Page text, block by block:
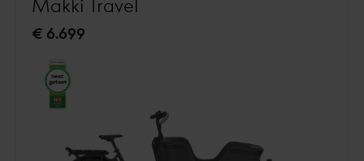
Makki Travel
€ 6.699